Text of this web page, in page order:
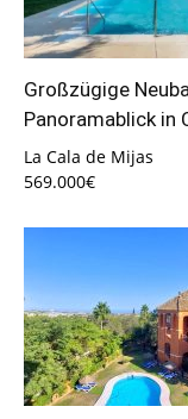
Großzügige
Panoramablick in
La Cala de Mijas
569.000€